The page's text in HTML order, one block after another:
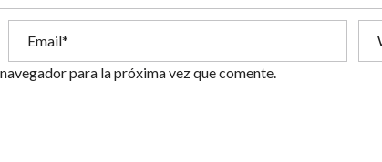
para la próxima vez que comente.